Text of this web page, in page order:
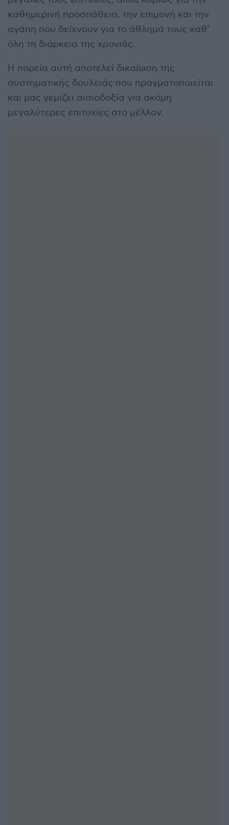
καθημερινή προσπάθεια, την επιμονή και την
αγάπη που δείχνουν για το άθλημά τους καθ’
όλη τη διάρκεια της χρονιάς.
Η πορεία αυτή αποτελεί δικαίωση της
συστηματικής δουλειάς που πραγματοποιείται
και μας γεμίζει αισιοδοξία για ακόμη
μεγαλύτερες επιτυχίες στο μέλλον.